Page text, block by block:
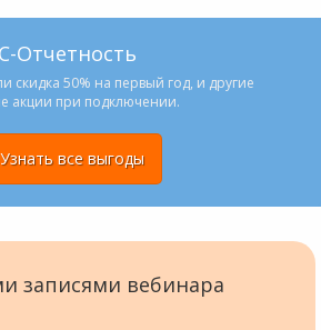
Отчетность
скидка 50% на первый год, и другие
акции при подключении.
Узнать все выгоды
записями вебинара